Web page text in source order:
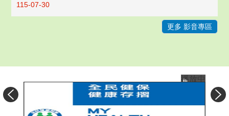
115-07-30
更多 影音專區
播放中